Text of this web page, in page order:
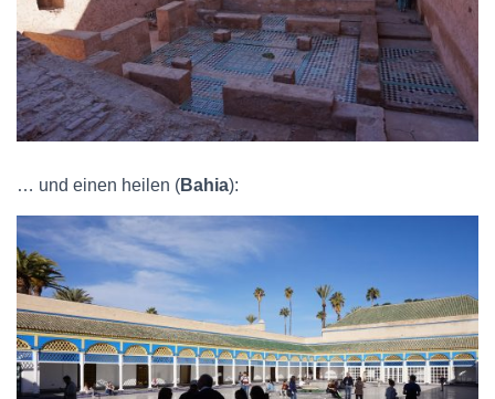
… und einen heilen (Bahia):